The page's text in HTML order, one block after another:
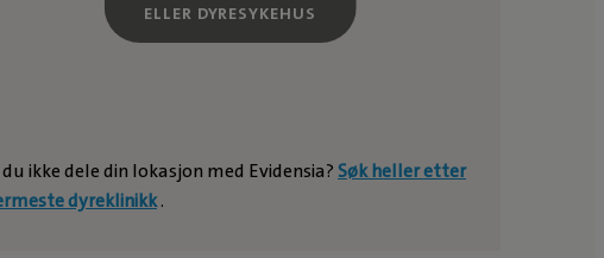
ELLER DYRESYKEHUS
ikke dele din lokasjon med Evidensia?Søk heller etter
dyreklinikk.